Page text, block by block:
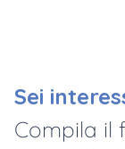
Sei
Compila il